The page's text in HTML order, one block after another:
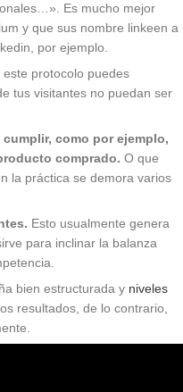
Es mucho mejor
y que sus nombre linkeen a
por ejemplo.
este protocolo puedes
tus visitantes no puedan ser
como por ejemplo,
comprado. O que
la práctica se demora varios
Esto usualmente genera
para inclinar la balanza
bien estructurada y niveles
resultados, de lo contrario,